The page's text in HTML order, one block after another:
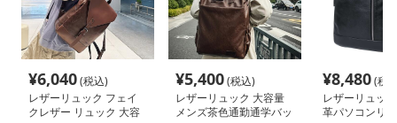
¥6,040(税込)
レザーリュック フェイ
クレザー リュック 大容
¥5,400(税込)
レザーリュック 大容量
メンズ茶色通勤通学バッ
¥8,480(税
レザーリュッ
革パソコンリ